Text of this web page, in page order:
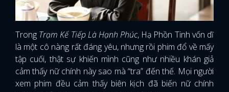
Trong Trạm Kế Tiếp Là Hạnh Phúc, Hạ Phồn Tinh vốn dĩ
là một cô nàng rất đáng yêu, nhưng rồi phim đổ về mấy
tập cuối, thật sự khiến mình cũng như nhiều khán giả
cảm thấy nữ chính này sao mà “tra” đến thế. Mọi người
xem phim đều cảm thấy biên kịch đã biến nữ chính